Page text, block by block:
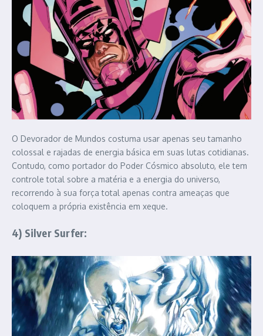
O Devorador de Mundos costuma usar apenas seu tamanho
colossal e rajadas de energia básica em suas lutas cotidianas.
Contudo, como portador do Poder Cósmico absoluto, ele tem
controle total sobre a matéria e a energia do universo,
recorrendo à sua força total apenas contra ameaças que
coloquem a própria existência em xeque.
4) Silver Surfer: